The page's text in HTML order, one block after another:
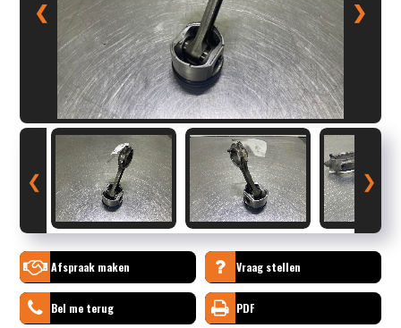
❮ ❯
❮ ❯
Afspraak maken Vraag stellen
Bel me terug PDF